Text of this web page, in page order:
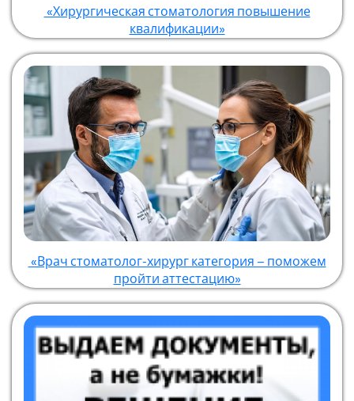
«Хирургическая стоматология повышение
квалификации»
«Врач стоматолог-хирург категория – поможем
пройти аттестацию»